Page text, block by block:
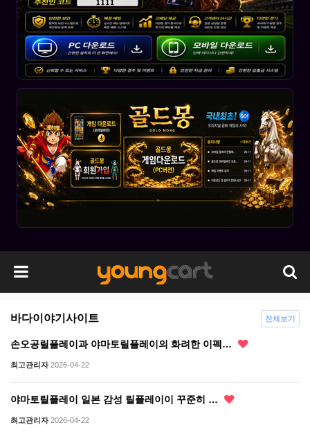
바다이야기사이트
손오공릴플레이과 야마토릴플레이의 화려한 이펙…
최고관리자 2026-04-22
야마토릴플레이 일본 감성 릴플레이이 꾸준히 …
최고관리자 2026-04-22
전체보기